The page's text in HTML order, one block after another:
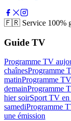
🇫🇷 Service 100%
Guide TV
Programme TV
chaînesProgramme
matinProgramme
demainProgramme
hier soirSport TV en
samediProgramme
une émission